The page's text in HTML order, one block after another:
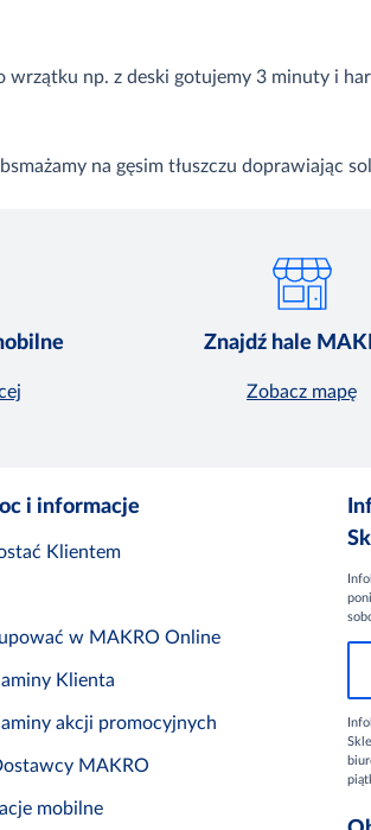
wrzątku np. z deski gotujemy 3 minuty i
na gęsim tłuszczu doprawiając
Znajdź hale
Zobacz mapę
i informacje
Klientem
w MAKRO Online
Klienta
akcji promocyjnych
MAKRO
mobilne